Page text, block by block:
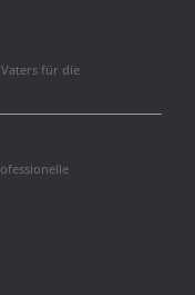
für die